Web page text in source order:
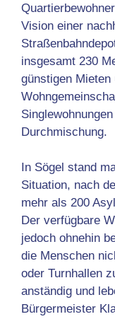
Vision einer
insgesamt 230
günstigen Mieten
Durchmischung.
In Sögel stand
Situation, nach
mehr als 200
Der verfügbare
jedoch ohnehin
die Menschen
oder Turnhallen
anständig und
Bürgermeister